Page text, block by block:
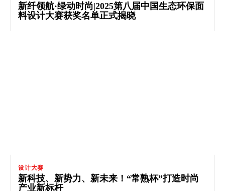
新纤领航·绿动时尚|2025第八届中国生态环保面
料设计大赛获奖名单正式揭晓
设计大赛
新科技、新势力、新未来！“常熟杯”打造时尚
产业新标杆